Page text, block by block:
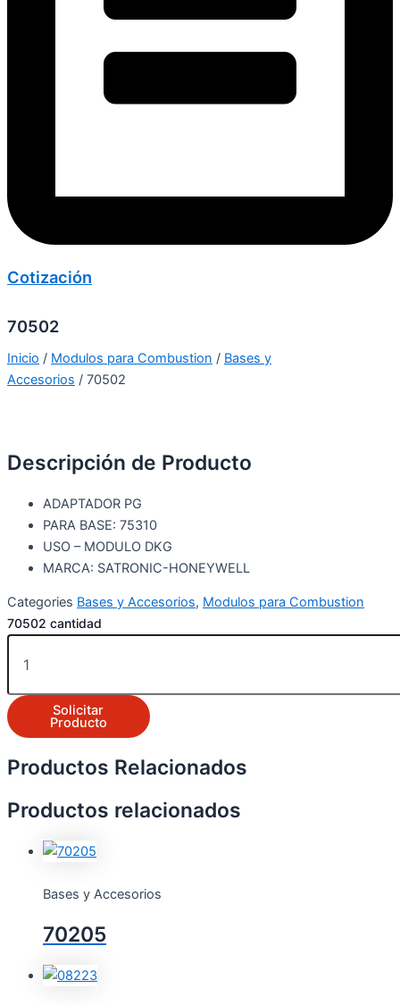
Cotización
70502
Inicio / Modulos para Combustion / Bases y
Accesorios / 70502
Descripción de Producto
ADAPTADOR PG
PARA BASE: 75310
USO – MODULO DKG
MARCA: SATRONIC-HONEYWELL
Categories Bases y Accesorios, Modulos para Combustion
70502 cantidad
Solicitar
Producto
Productos Relacionados
Productos relacionados
Bases y Accesorios
70205